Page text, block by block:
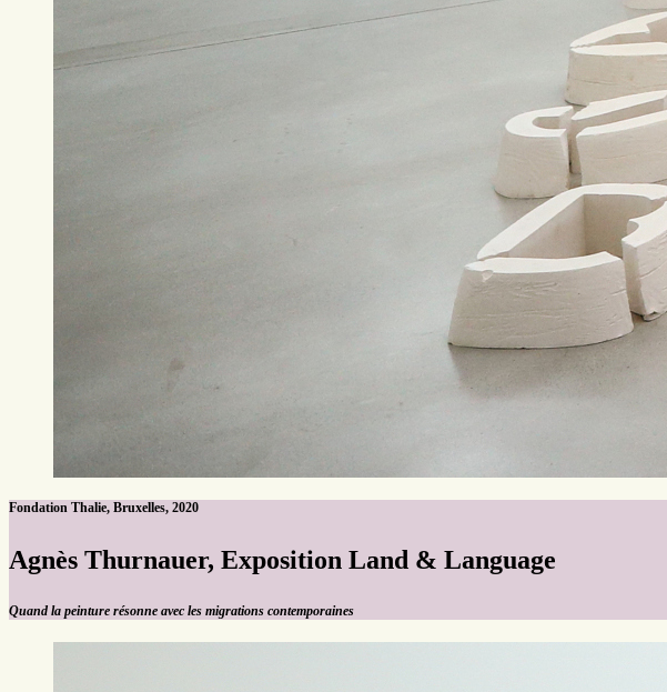
Fondation Thalie, Bruxelles, 2020
Agnès Thurnauer, Exposition Land & Language
Quand la peinture résonne avec les migrations contemporaines